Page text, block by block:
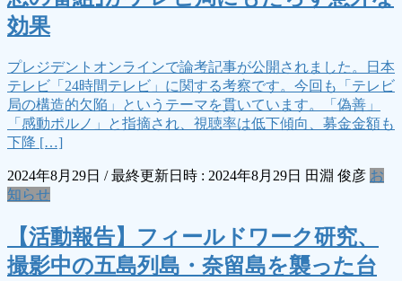
効果
プレジデントオンラインで論考記事が公開されました。日本
テレビ「24時間テレビ」に関する考察です。今回も「テレビ
局の構造的欠陥」というテーマを貫いています。「偽善」
「感動ポルノ」と指摘され、視聴率は低下傾向、募金金額も
下降 […]
2024年8月29日 / 最終更新日時 : 2024年8月29日 田淵 俊彦 お
知らせ
【活動報告】フィールドワーク研究、
撮影中の五島列島・奈留島を襲った台